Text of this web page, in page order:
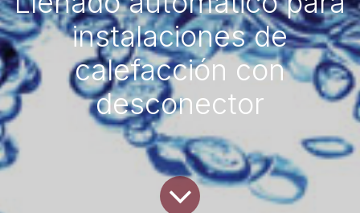
instalaciones de
calefacción con
desconector